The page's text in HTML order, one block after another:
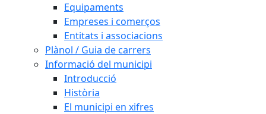
Equipaments
Empreses i comerços
Entitats i associacions
Plànol / Guia de carrers
Informació del municipi
Introducció
Història
El municipi en xifres